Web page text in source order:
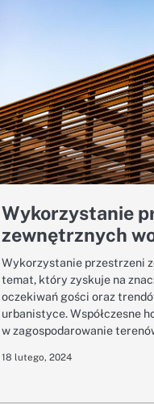
Wykorzystanie
zewnętrznych
Wykorzystanie przestrzeni
temat, który zyskuje na
oczekiwań gości oraz
urbanistyce. Współczesne
w zagospodarowanie
18 lutego, 2024